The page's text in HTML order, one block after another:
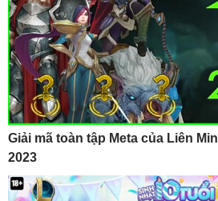
Giải mã toàn tập Meta của Liên
2023